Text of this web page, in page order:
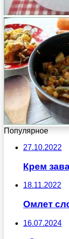
Популярное
27.10.2022
Крем
18.11.2022
Омлет
16.07.2024